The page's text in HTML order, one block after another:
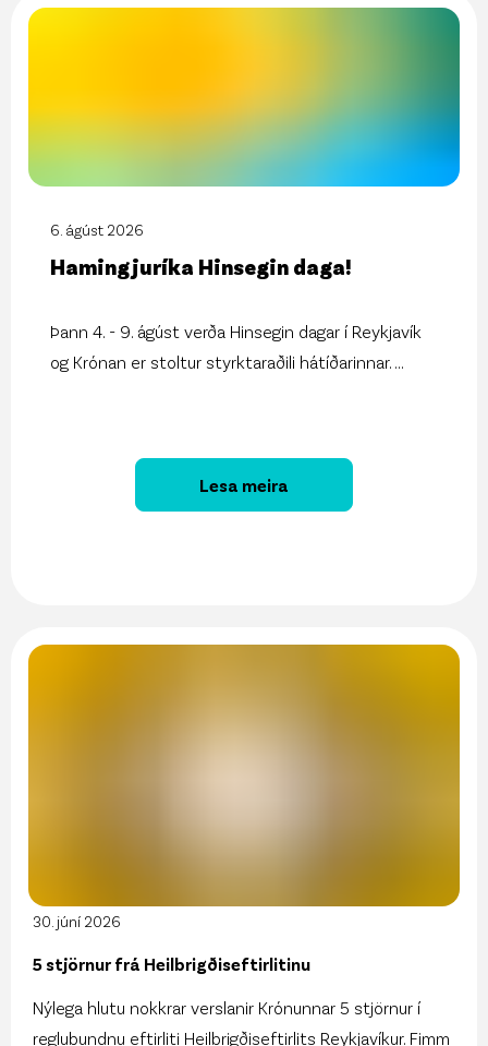
6. ágúst 2026
Hamingjuríka Hinsegin daga!
Þann 4. - 9. ágúst verða Hinsegin dagar í Reykjavík
og Krónan er stoltur styrktaraðili hátíðarinnar.
Lesa meira
30. júní 2026
5 stjörnur frá Heilbrigðiseftirlitinu
Nýlega hlutu nokkrar verslanir Krónunnar 5 stjörnur í
reglubundnu eftirliti Heilbrigðiseftirlits Reykjavíkur. Fimm